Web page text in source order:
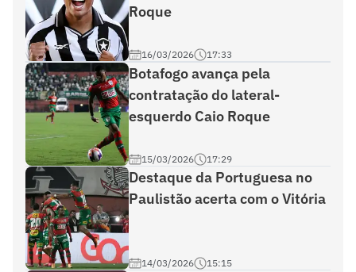
Roque
16/03/2026 17:33
Botafogo avança pela
contratação do lateral-
esquerdo Caio Roque
15/03/2026 17:29
Destaque da Portuguesa no
Paulistão acerta com o Vitória
14/03/2026 15:15